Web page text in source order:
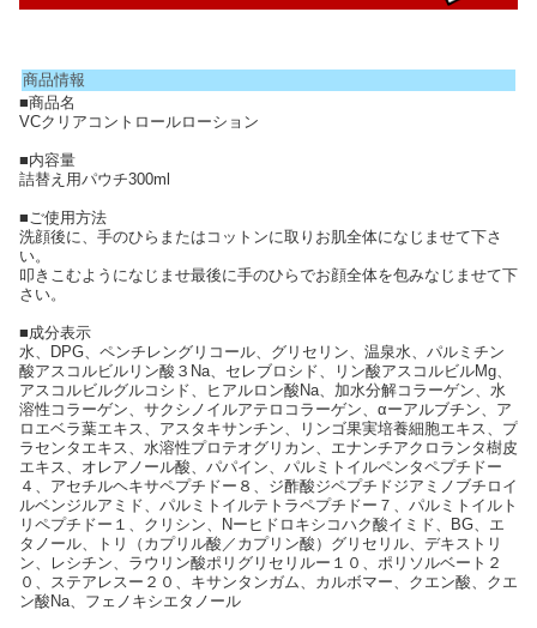
商品情報
■商品名
VCクリアコントロールローション
■内容量
詰替え用パウチ300ml
■ご使用方法
洗顔後に、手のひらまたはコットンに取りお肌全体になじませて下さ
い。
叩きこむようになじませ最後に手のひらでお顔全体を包みなじませて下
さい。
■成分表示
水、DPG、ペンチレングリコール、グリセリン、温泉水、パルミチン
酸アスコルビルリン酸３Na、セレブロシド、リン酸アスコルビルMg、
アスコルビルグルコシド、ヒアルロン酸Na、加水分解コラーゲン、水
溶性コラーゲン、サクシノイルアテロコラーゲン、αーアルブチン、ア
ロエベラ葉エキス、アスタキサンチン、リンゴ果実培養細胞エキス、プ
ラセンタエキス、水溶性プロテオグリカン、エナンチアクロランタ樹皮
エキス、オレアノール酸、パパイン、パルミトイルペンタペプチドー
４、アセチルヘキサペプチドー８、ジ酢酸ジペプチドジアミノブチロイ
ルベンジルアミド、パルミトイルテトラペプチドー７、パルミトイルト
リペプチドー１、クリシン、Nーヒドロキシコハク酸イミド、BG、エ
タノール、トリ（カプリル酸／カプリン酸）グリセリル、デキストリ
ン、レシチン、ラウリン酸ポリグリセリルー１０、ポリソルベート２
０、ステアレスー２０、キサンタンガム、カルボマー、クエン酸、クエ
ン酸Na、フェノキシエタノール